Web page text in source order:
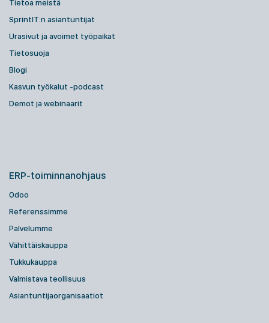
Tietoa meistä
SprintIT:n asiantuntijat
Urasivut ja avoimet työpaikat
Tietosuoja
Blogi
Kasvun työkalut -podcast
Demot ja webinaarit
ERP-toiminnanohjaus
Odoo
Referenssimme
Palvelumme
Vähittäiskauppa
Tukkukauppa
Valmistava teollisuus
Asiantuntijaorganisaatiot